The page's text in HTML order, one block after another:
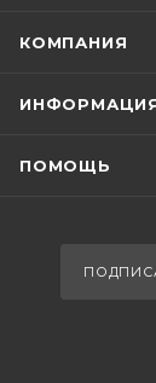
КОМПАНИЯ
ПОМОЩЬ